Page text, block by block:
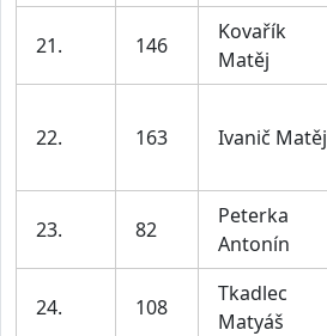
21. 146
Kovařík
Matěj
22. 163 Ivanič Matěj
23. 82
Peterka
Antonín
24. 108
Tkadlec
Matyáš